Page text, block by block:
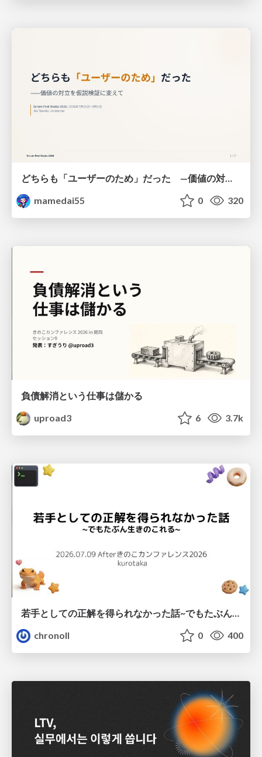
mamedai55
0 320
負債解消という仕事は儲かる
uproad3
6 3.7k
若手としての正解を得られなかった話~でもたぶん生きのこれる~
chronoll
0 400